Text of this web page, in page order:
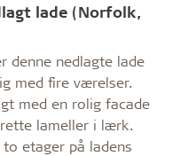
lade (Norfolk,
denne nedlagte lade
med fire værelser.
med en rolig facade
lameller i lærk.
etager på ladens